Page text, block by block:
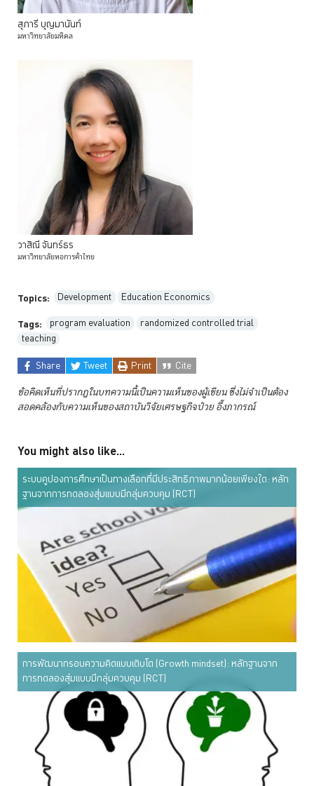
สุภารี บุญมานันท์
มหาวิทยาลัยมหิดล
วาสิณี จันทร์ธร
มหาวิทยาลัยหอการค้าไทย
Topics: Development Education Economics
Tags: program evaluation
randomized controlled trial
teaching
Share
Tweet Print Cite
ข้อคิดเห็นที่ปรากฏในบทความนี้เป็นความเห็นของผู้เขียน ซึ่งไม่จำเป็นต้อง
สอดคล้องกับความเห็นของสถาบันวิจัยเศรษฐกิจป๋วยอึ๊งภากรณ์
You might also like...
ระบบคูปองการศึกษาเป็นทางเลือกที่มีประสิทธิภาพมากน้อยเพียงใด: หลัก
ฐานจากการทดลองสุ่มแบบมีกลุ่มควบคุม (RCT)
การพัฒนากรอบความคิดแบบเติบโต (Growth mindset): หลักฐานจาก
การทดลองสุ่มแบบมีกลุ่มควบคุม (RCT)